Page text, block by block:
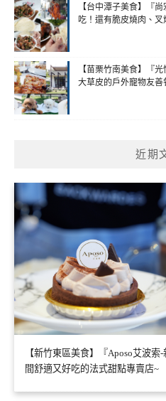
【台中潭子美食】『
吃！還有脆皮燒肉、
【苗栗竹南美食】『
大草皮的戶外寵物友善
近期
【新竹東區美食】『Aposo艾波
間舒適又好吃的法式甜點專賣店~